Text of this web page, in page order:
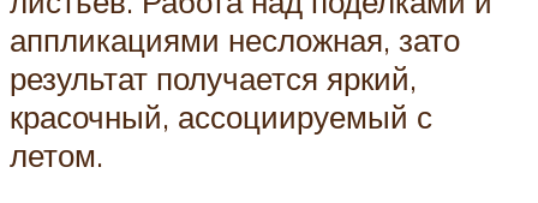
аппликациями несложная, зато
результат получается яркий,
красочный, ассоциируемый с
летом.